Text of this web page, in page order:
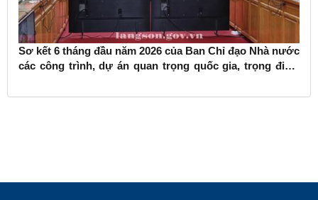
Sơ kết 6 tháng đầu năm 2026 của Ban Chỉ đạo Nhà nước
các công trình, dự án quan trọng quốc gia, trọng điểm